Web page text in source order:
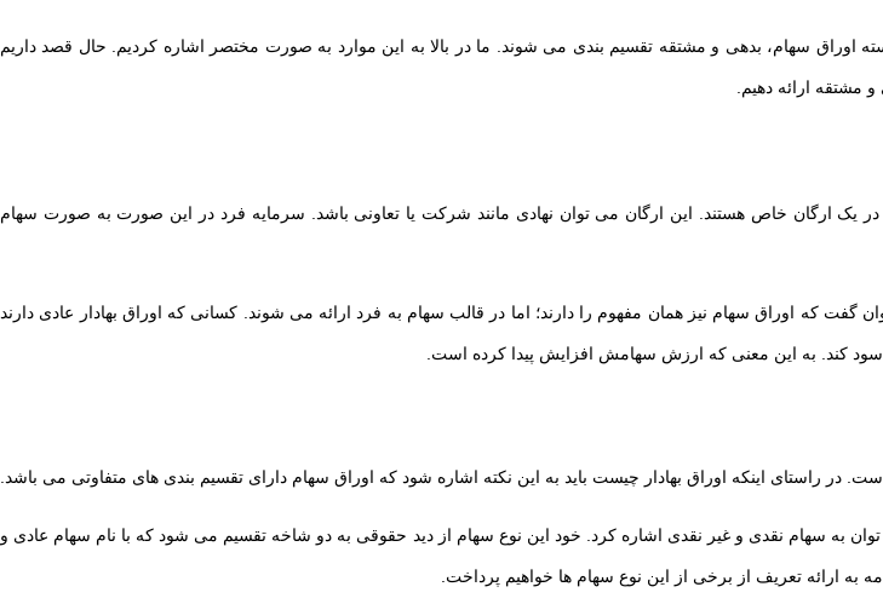
دسته اوراق سهام، بدهی و مشتقه تقسیم بندی می شوند. ما در بالا به این موارد به صورت مختصر اشاره کردیم. حال قصد داریم
و مشتقه ارائه دهیم.
در یک ارگان خاص هستند. این ارگان می توان نهادی مانند شرکت یا تعاونی باشد. سرمایه فرد در این صورت به صورت سهام
گفت که اوراق سهام نیز همان مفهوم را دارند؛ اما در قالب سهام به فرد ارائه می شوند. کسانی که اوراق بهادار عادی دارند
سود کند. به این معنی که ارزش سهامش افزایش پیدا کرده است.
راستای اینکه اوراق بهادار چیست باید به این نکته اشاره شود که اوراق سهام دارای تقسیم بندی های متفاوتی می باشد.
به سهام نقدی و غیر نقدی اشاره کرد. خود این نوع سهام از دید حقوقی به دو شاخه تقسیم می شود که با نام سهام عادی و
به ارائه تعریف از برخی از این نوع سهام ها خواهیم پرداخت.